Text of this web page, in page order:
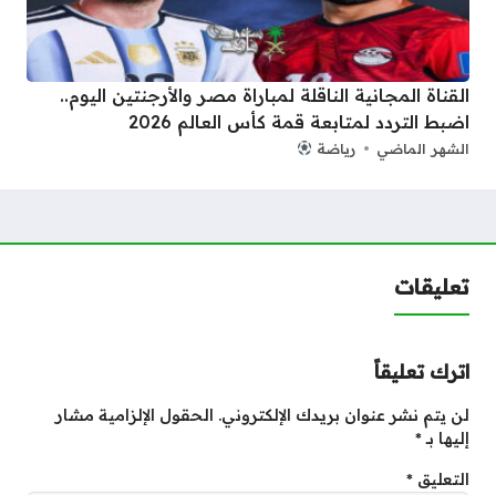
القناة المجانية الناقلة لمباراة مصر والأرجنتين اليوم..
اضبط التردد لمتابعة قمة كأس العالم 2026
الشهر الماضي رياضة
تعليقات
اترك تعليقاً
لن يتم نشر عنوان بريدك الإلكتروني. الحقول الإلزامية مشار
إليها بـ*
التعليق *